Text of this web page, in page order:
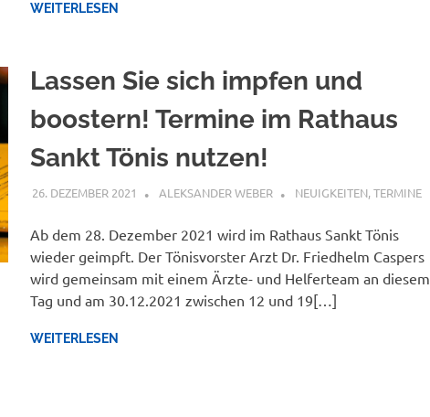
WEITERLESEN
Lassen Sie sich impfen und
boostern! Termine im Rathaus
Sankt Tönis nutzen!
26. DEZEMBER 2021 ALEKSANDER WEBER NEUIGKEITEN,TERMINE
Ab dem 28. Dezember 2021 wird im Rathaus Sankt Tönis
wieder geimpft. Der Tönisvorster Arzt Dr. Friedhelm Caspers
wird gemeinsam mit einem Ärzte- und Helferteam an diesem
Tag und am 30.12.2021 zwischen 12 und 19[…]
WEITERLESEN